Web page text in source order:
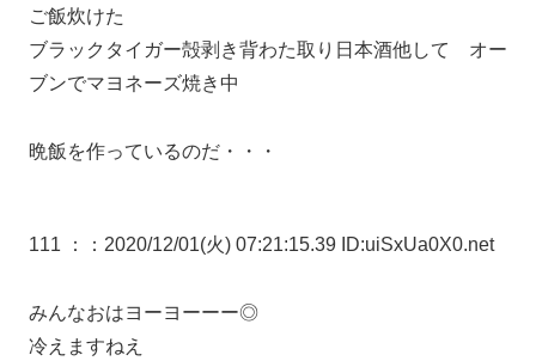
ご飯炊けた
ブラックタイガー殻剥き背わた取り日本酒他して オー
ブンでマヨネーズ焼き中
晩飯を作っているのだ・・・
111 ： ：2020/12/01(火) 07:21:15.39 ID:uiSxUa0X0.net
みんなおはヨーヨーーー◎
冷えますねえ